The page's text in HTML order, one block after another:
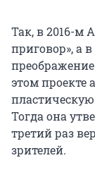
Так, в 2016-м
приговор», а
этом проекте
Тогда она
третий раз
зрителей.